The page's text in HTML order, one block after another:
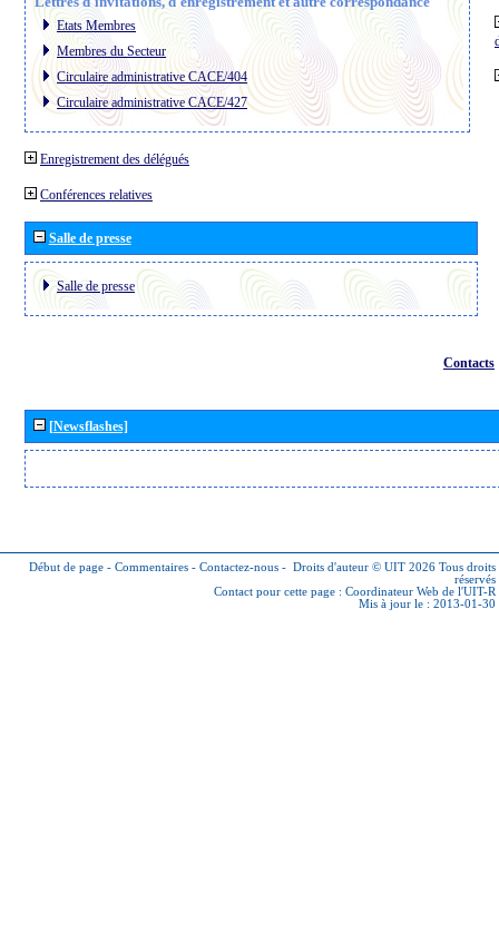
Etats Membres
Membres du Secteur
Circulaire administrative CACE/404
Circulaire administrative CACE/427
Enregistrement des délégués
Conférences relatives
Salle de presse
Salle de presse
Contacts
[Newsflashes]
Début de page - Commentaires - Contactez-nous - Droits d'auteur © UIT 2026 Tous droits
réservés
Contact pour cette page : Coordinateur Web de l'UIT-R
Mis à jour le : 2013-01-30